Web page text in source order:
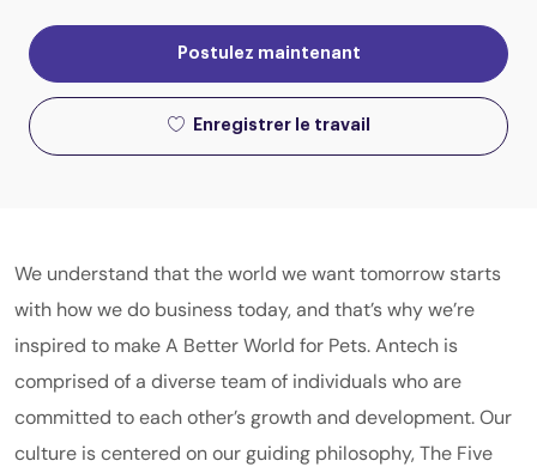
Postulez maintenant
Enregistrer le travail
We understand that the world we want tomorrow starts
with how we do business today, and that’s why we’re
inspired to make A Better World for Pets. Antech is
comprised of a diverse team of individuals who are
committed to each other’s growth and development. Our
culture is centered on our guiding philosophy, The Five